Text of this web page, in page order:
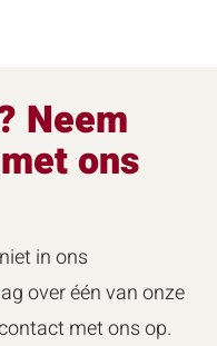
Neem
ons
in ons
over één van onze
met ons op.